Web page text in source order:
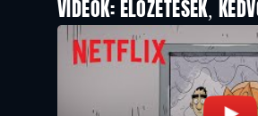
VIDEÓK: ELŐZETESEK,